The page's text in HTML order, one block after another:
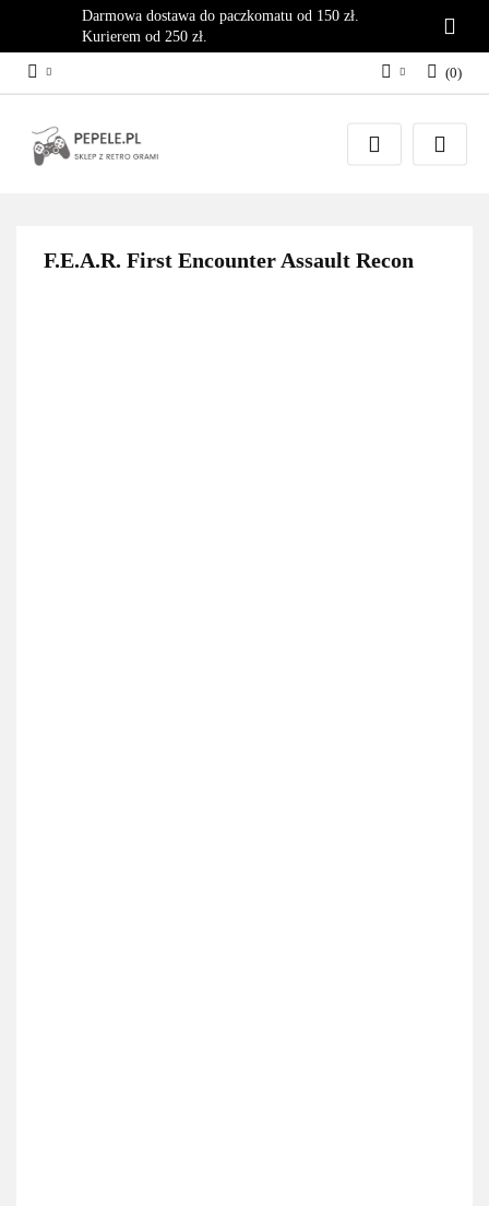
Darmowa dostawa do paczkomatu od 150 zł.
Kurierem od 250 zł.
Zaloguj się
Załóż konto
(0)
F.E.A.R. First Encounter Assault Recon